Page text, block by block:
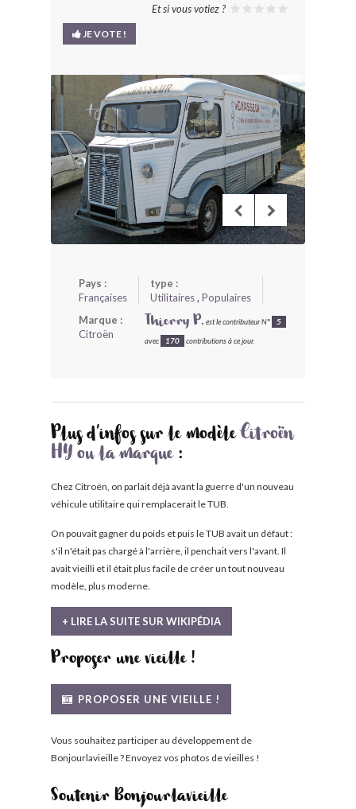
LE BLOG
BONJOURLAVIEILLE ?
MODÈLES ET MARQUES
COMMENT FONCTIONNE BLV ?
Et si vous votiez ?
JE VOTE !
Pays :
Françaises
type :
Utilitaires, Populaires
Marque :
Citroën
Thierry P. est le contributeur N° 5
avec 170 contributions à ce jour.
Plus d'infos sur le modèleCitroën
HY ou la marque:
Chez Citroën, on parlait déjà avant la guerre d'un nouveau
véhicule utilitaire qui remplacerait le TUB.
On pouvait gagner du poids et puis le TUB avait un défaut :
s'il n'était pas chargé à l'arrière, il penchait vers l'avant. Il
avait vieilli et il était plus facile de créer un tout nouveau
modèle, plus moderne.
+ LIRE LA SUITE SUR WIKIPÉDIA
Proposer une vieille !
PROPOSER UNE VIEILLE !
Vous souhaitez participer au développement de
Bonjourlavieille ? Envoyez vos photos de vieilles !
Soutenir Bonjourlavieille